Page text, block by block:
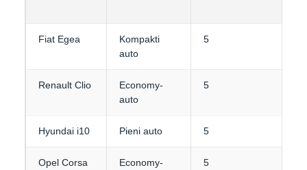
Fiat Egea
Kompakti
auto
5
Renault Clio
Economy-
auto
5
Hyundai i10 Pieni auto 5
Opel Corsa
Economy-
5